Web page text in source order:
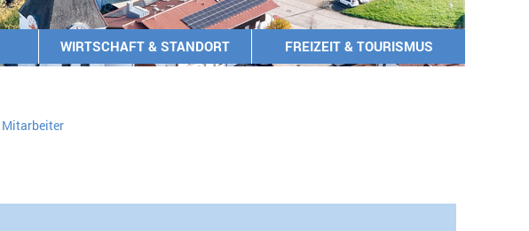
WIRTSCHAFT & STANDORT FREIZEIT & TOURISMUS
Mitarbeiter